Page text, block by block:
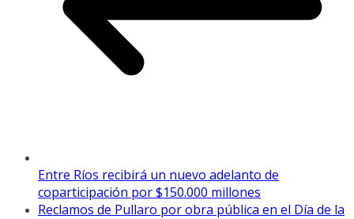
Entre Ríos recibirá un nuevo adelanto de
coparticipación por $150.000 millones
Reclamos de Pullaro por obra pública en el Día de la